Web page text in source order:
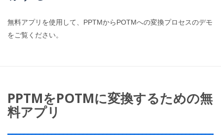
無料アプリを使用して、PPTMからPOTMへの変換プロセスのデモ
をご覧ください。
PPTMをPOTMに変換するための無
料アプリ